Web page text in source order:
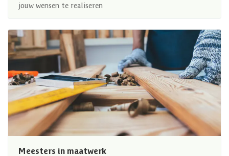
jouw wensen te realiseren
Meesters in maatwerk